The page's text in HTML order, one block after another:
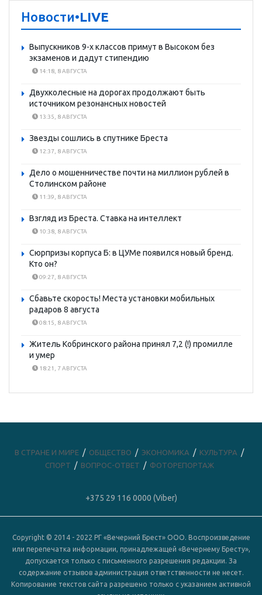
Новости•LIVE
Выпускников 9-х классов примут в Высоком без
экзаменов и дадут стипендию
14:18, 8 АВГУСТА
Двухколесные на дорогах продолжают быть
источником резонансных новостей
13:35, 8 АВГУСТА
Звезды сошлись в спутнике Бреста
12:37, 8 АВГУСТА
Дело о мошенничестве почти на миллион рублей в
Столинском районе
11:39, 8 АВГУСТА
Взгляд из Бреста. Ставка на интеллект
10:38, 8 АВГУСТА
Сюрпризы корпуса Б: в ЦУМе появился новый бренд.
Кто он?
09:27, 8 АВГУСТА
Сбавьте скорость! Места установки мобильных
радаров 8 августа
08:15, 8 АВГУСТА
Житель Кобринского района принял 7,2 (!) промилле
и умер
18:21, 7 АВГУСТА
В СТРАНЕ И МИРЕ ОБЩЕСТВО ЭКОНОМИКА
КУЛЬТУРА
СПОРТ
ВОПРОС-ОТВЕТ ФОТОРЕПОРТАЖ
+375 29 116 0000 (Viber)
Copyright © 2014 - 2022 РГ «Вечерний Брест» ООО. Воспроизведение
или перепечатка информации, принадлежащей «Вечернему Бресту»,
допускается только с письменного разрешения редакции. За
содержание отзывов администрация ответственности не несет.
Копирование текстов сайта разрешено только с указанием активной